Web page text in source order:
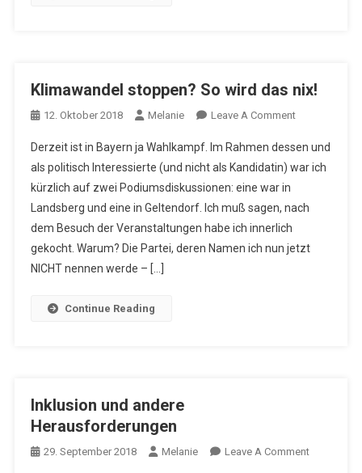
Klimawandel stoppen? So wird das nix!
12. Oktober 2018 Melanie Leave A CommentOn
Stoppen?
So
Das
Derzeit ist in Bayern ja Wahlkampf. Im Rahmen dessen und
als politisch Interessierte (und nicht als Kandidatin) war ich
kürzlich auf zwei Podiumsdiskussionen: eine war in
Landsberg und eine in Geltendorf. Ich muß sagen, nach
dem Besuch der Veranstaltungen habe ich innerlich
gekocht. Warum? Die Partei, deren Namen ich nun jetzt
NICHT nennen werde – […]
Continue Reading
Inklusion und andere
Herausforderungen
29. September 2018 Melanie Leave A CommentOn